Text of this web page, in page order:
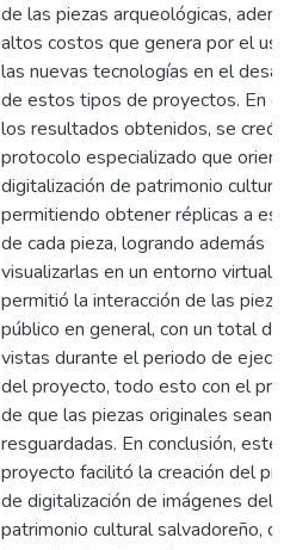
de las piezas arqueológicas,
altos costos que genera por el
las nuevas tecnologías en el
de estos tipos de proyectos. En
los resultados obtenidos, se creó
protocolo especializado que
digitalización de patrimonio
permitiendo obtener réplicas a
de cada pieza, logrando además
visualizarlas en un entorno virtual,
permitió la interacción de las
público en general, con un total
vistas durante el periodo de
del proyecto, todo esto con el
de que las piezas originales sean
resguardadas. En conclusión, este
proyecto facilitó la creación del
de digitalización de imágenes del
patrimonio cultural salvadoreño,